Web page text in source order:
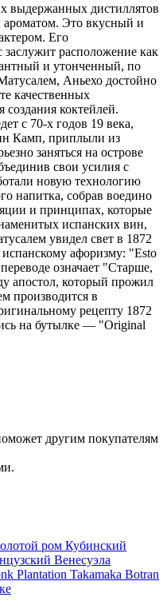
выдержанных дистиллятов
Это вкусный и
Его
расположение как
и утонченный, по
Аньехо достойно
качественных
коктейлей.
с 70-х годов 19 века,
Камп, приплыли из
заняться на острове
свои усилия с
новую технологию
напитка, собрав воедино
и принципах, которые
испанских вин,
увидел свет в 1872
афоризму: "Esto
означает "Старше,
апостол, который прожил
производится в
рецепту 1872
на бутылке — "Original
другим покупателям
ром Кубинский
Венесуэла
Plantation Takamaka Botran